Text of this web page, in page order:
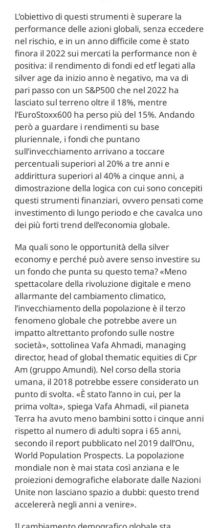
L’obiettivo di questi strumenti è superare la
performance delle azioni globali, senza eccedere
nel rischio, e in un anno difficile come è stato
finora il 2022 sui mercati la performance non è
positiva: il rendimento di fondi ed etf legati alla
silver age da inizio anno è negativo, ma va di
pari passo con un S&P500 che nel 2022 ha
lasciato sul terreno oltre il 18%, mentre
l’EuroStoxx600 ha perso più del 15%. Andando
però a guardare i rendimenti su base
pluriennale, i fondi che puntano
sull’invecchiamento arrivano a toccare
percentuali superiori al 20% a tre anni e
addirittura superiori al 40% a cinque anni, a
dimostrazione della logica con cui sono concepiti
questi strumenti finanziari, ovvero pensati come
investimento di lungo periodo e che cavalca uno
dei più forti trend dell’economia globale.
Ma quali sono le opportunità della silver
economy e perché può avere senso investire su
un fondo che punta su questo tema? «Meno
spettacolare della rivoluzione digitale e meno
allarmante del cambiamento climatico,
l’invecchiamento della popolazione è il terzo
fenomeno globale che potrebbe avere un
impatto altrettanto profondo sulle nostre
società», sottolinea Vafa Ahmadi, managing
director, head of global thematic equities di Cpr
Am (gruppo Amundi). Nel corso della storia
umana, il 2018 potrebbe essere considerato un
punto di svolta. «È stato l’anno in cui, per la
prima volta», spiega Vafa Ahmadi, «il pianeta
Terra ha avuto meno bambini sotto i cinque anni
rispetto al numero di adulti sopra i 65 anni,
secondo il report pubblicato nel 2019 dall’Onu,
World Population Prospects. La popolazione
mondiale non è mai stata così anziana e le
proiezioni demografiche elaborate dalle Nazioni
Unite non lasciano spazio a dubbi: questo trend
accelererà negli anni a venire».